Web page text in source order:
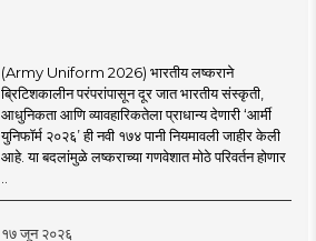
(Army Uniform 2026) भारतीय लष्कराने
ब्रिटिशकालीन परंपरांपासून दूर जात भारतीय संस्कृती,
आधुनिकता आणि व्यावहारिकतेला प्राधान्य देणारी ‘आर्मी
युनिफॉर्म २०२६’ ही नवी १७४ पानी नियमावली जाहीर केली
आहे. या बदलांमुळे लष्कराच्या गणवेशात मोठे परिवर्तन होणार
१७ जून २०२६